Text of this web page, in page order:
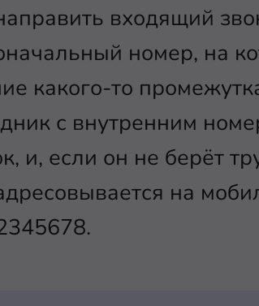
входящий
номер, на
какого-то
с внутренним
и, если он не берёт
на